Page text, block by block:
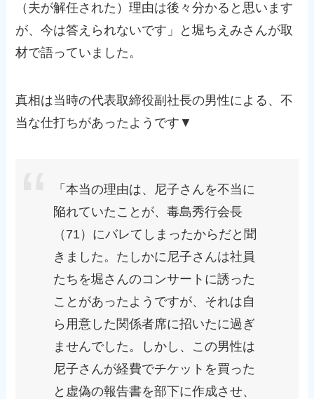
（夫が解任された）理由は後々分かると思います
が、今は答えられないです」と堀ちえみさんが取
材で語っていました。
真相は当時の代表取締役副社長の男性による、不
当な仕打ちがあったようです▼
「本当の理由は、尼子さんを不当に
陥れていたことが、毒島秀行会長
（71）にバレてしまったからだと聞
きました。たしかに尼子さんは社員
たちを堀さんのコンサートに誘った
ことがあったようですが、それは自
ら用意した関係者席に招いたに過ぎ
ませんでした。しかし、この男性は
尼子さんが経費でチケットを買った
と虚偽の報告書を部下に作成させ、